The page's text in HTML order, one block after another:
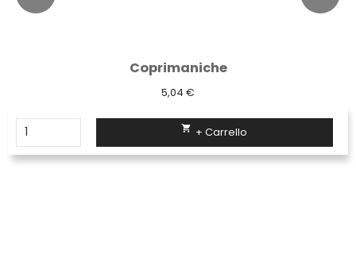
Coprimaniche
5,04 €
 + Carrello